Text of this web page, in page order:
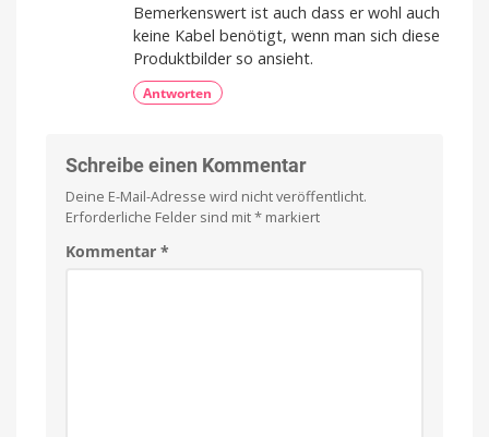
Bemerkenswert ist auch dass er wohl auch
keine Kabel benötigt, wenn man sich diese
Produktbilder so ansieht.
Antworten
Schreibe einen Kommentar
Deine E-Mail-Adresse wird nicht veröffentlicht.
Erforderliche Felder sind mit* markiert
Kommentar *